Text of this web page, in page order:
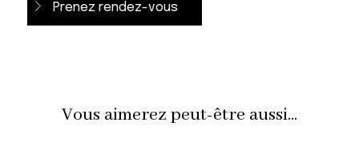
Prenez rendez-vous
Vous aimerez peut-être aussi...